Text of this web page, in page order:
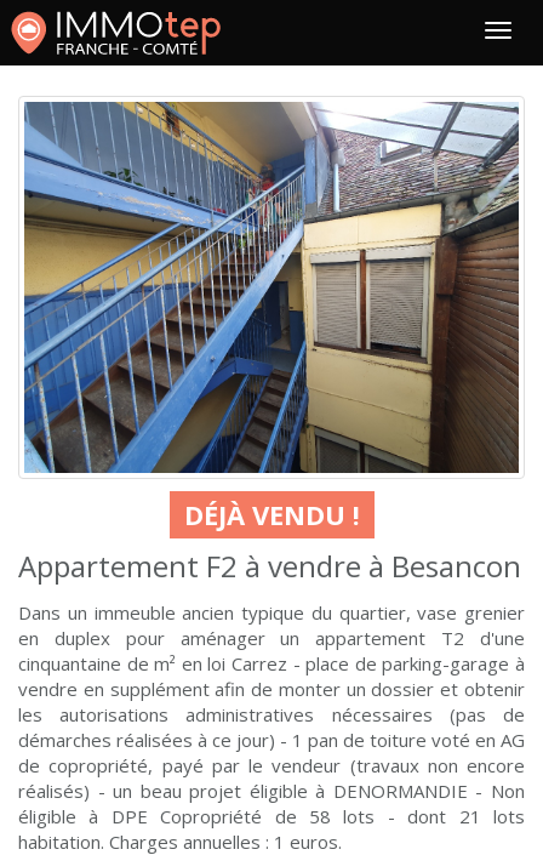
DÉJÀ VENDU !
Appartement F2 à vendre à Besancon
Dans un immeuble ancien typique du quartier, vase grenier
en duplex pour aménager un appartement T2 d'une
cinquantaine de m² en loi Carrez - place de parking-garage à
vendre en supplément afin de monter un dossier et obtenir
les autorisations administratives nécessaires (pas de
démarches réalisées à ce jour) - 1 pan de toiture voté en AG
de copropriété, payé par le vendeur (travaux non encore
réalisés) - un beau projet éligible à DENORMANDIE - Non
éligible à DPE Copropriété de 58 lots - dont 21 lots
habitation. Charges annuelles : 1 euros.